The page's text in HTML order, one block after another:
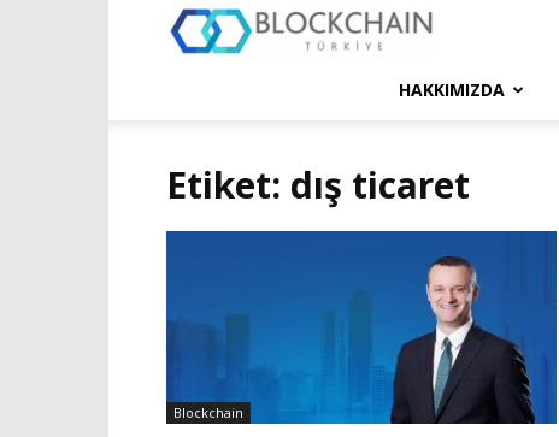
Türkiye
HAKKIMIZDA
Etiket: dış ticaret
Blockchain